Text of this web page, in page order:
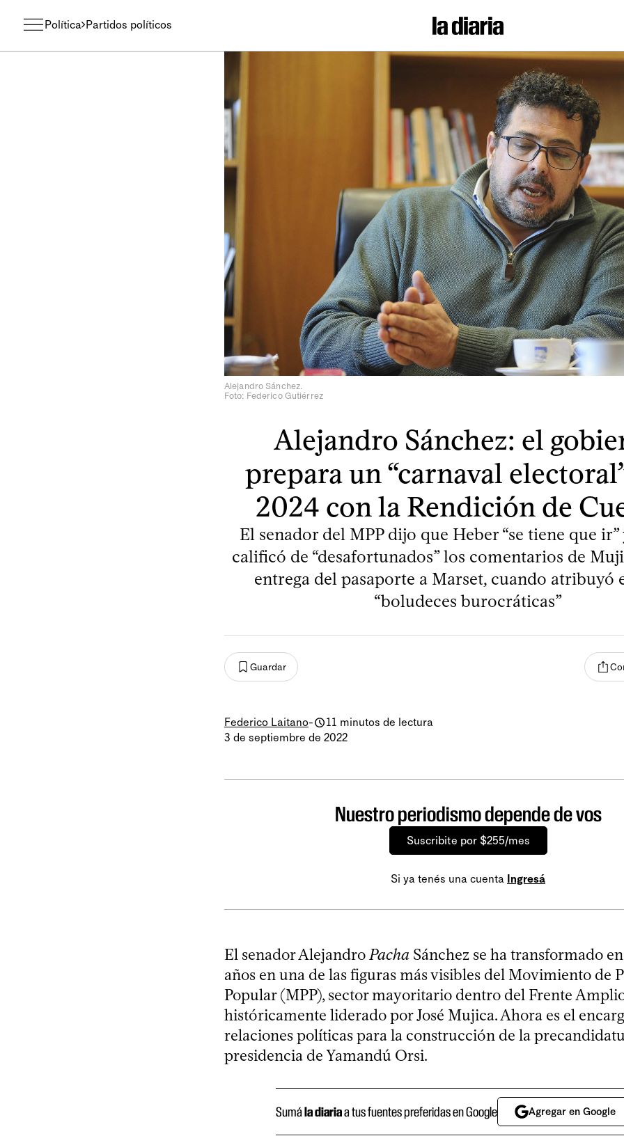
Política Partidos políticos
Alejandro Sánchez.
Foto: Federico Gutiérrez
Alejandro Sánchez: el
prepara un “carnaval
2024 con la Rendición de
El senador del MPP dijo que Heber “se tiene que
calificó de “desafortunados” los comentarios de
entrega del pasaporte a Marset, cuando atribuyó
“boludeces burocráticas”
Guardar
Federico Laitano-
11 minutos de lectura
3 de septiembre de 2022
Nuestro periodismo depende de vos
Suscribite por $255/mes
Si ya tenés una cuenta Ingresá
El senador AlejandroPacha Sánchez se ha transformado
años en una de las figuras más visibles del Movimiento de
Popular (MPP), sector mayoritario dentro del Frente
históricamente liderado por José Mujica. Ahora es el
relaciones políticas para la construcción de la
presidencia de Yamandú Orsi.
Sumála diariaa tus fuentes preferidas en Google Agregar en Google